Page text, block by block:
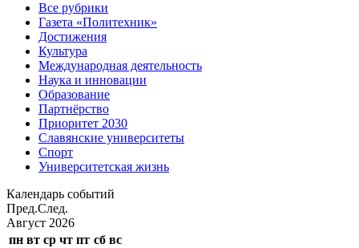
Все рубрики
Газета «Политехник»
Достижения
Культура
Международная деятельность
Наука и инновации
Образование
Партнёрство
Приоритет 2030
Славянские университеты
Спорт
Университетская жизнь
Календарь событий
Пред.След.
Август 2026
пн вт ср чт пт сб вс